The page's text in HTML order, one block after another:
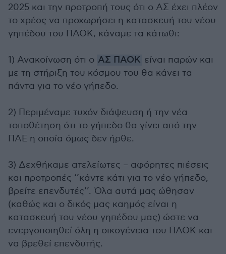
2025 και την προτροπή τους ότι ο ΑΣ έχει πλέον
το χρέος να προχωρήσει η κατασκευή του νέου
γηπέδου του ΠΑΟΚ, κάναμε τα κάτωθι:
1) Ανακοίνωση ότι ο ΑΣ ΠΑΟΚ είναι παρών και
με τη στήριξη του κόσμου του θα κάνει τα
πάντα για το νέο γήπεδο.
2) Περιμέναμε τυχόν διάψευση ή την νέα
τοποθέτηση ότι το γήπεδο θα γίνει από την
ΠΑΕ η οποία όμως δεν ήρθε.
3) Δεχθήκαμε ατελείωτες – αφόρητες πιέσεις
και προτροπές ‘’κάντε κάτι για το νέο γήπεδο,
βρείτε επενδυτές’’. Όλα αυτά μας ώθησαν
(καθώς και ο δικός μας καημός είναι η
κατασκευή του νέου γηπέδου μας) ώστε να
ενεργοποιηθεί όλη η οικογένεια του ΠΑΟΚ και
να βρεθεί επενδυτής.